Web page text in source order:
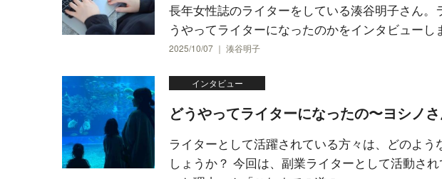
長年女性誌のライターをしている湊谷明子さん
うやってライターになったのかをインタビューし
2025/10/07 ｜ 湊谷明子
インタビュー
どうやってライターになったの〜ヨシノ
ライターとして活躍されている方々は、どのよ
しょうか？ 今回は、副業ライターとして活動さ